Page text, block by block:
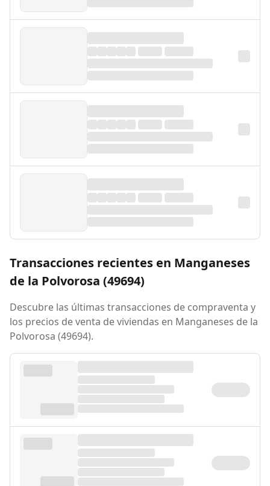
Transacciones recientes en Manganeses
de la Polvorosa (49694)
Descubre las últimas transacciones de compraventa y
los precios de venta de viviendas en Manganeses de la
Polvorosa (49694).